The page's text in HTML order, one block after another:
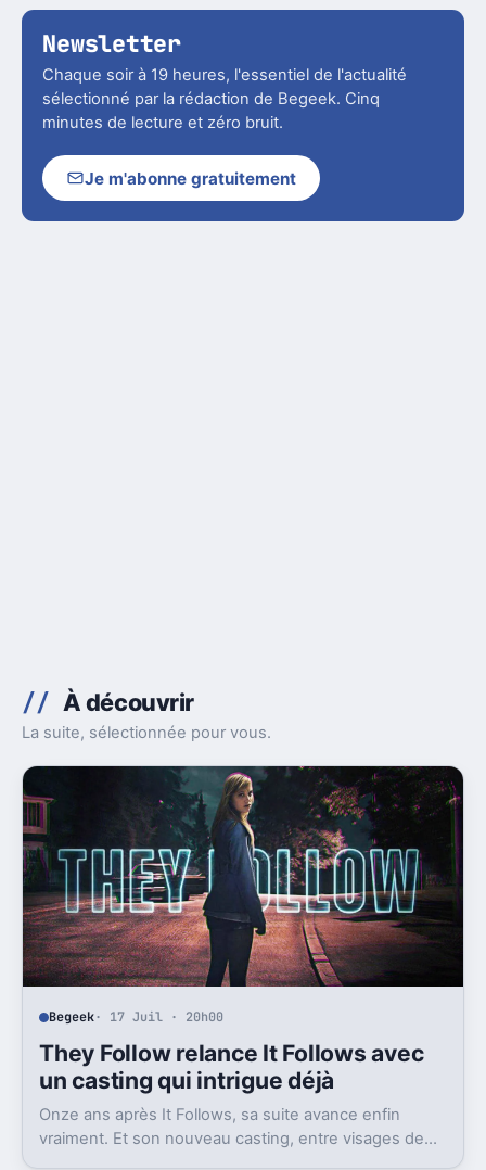
Newsletter
Chaque soir à 19 heures, l'essentiel de l'actualité
sélectionné par la rédaction de Begeek. Cinq
minutes de lecture et zéro bruit.
Je m'abonne gratuitement
À découvrir
La suite, sélectionnée pour vous.
Begeek· 17 Juil · 20h00
They Follow relance It Follows avec
un casting qui intrigue déjà
Onze ans après It Follows, sa suite avance enfin
vraiment. Et son nouveau casting, entre visages de